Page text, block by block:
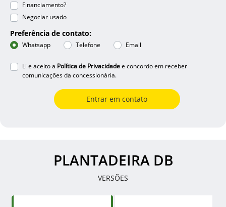
Financiamento?
Negociar usado
Preferência de contato:
Whatsapp Telefone Email
Li e aceito a Política de Privacidadee concordo em receber
comunicações da concessionária.
Entrar em contato
PLANTADEIRA DB
VERSÕES